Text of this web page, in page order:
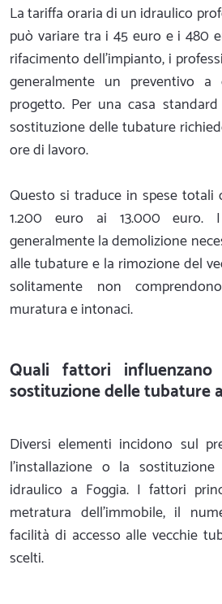
La tariffa oraria di un idraulico
può variare tra i 45 euro e i 480
rifacimento dell'impianto, i
generalmente un preventivo
progetto. Per una casa
sostituzione delle tubature
ore di lavoro.
Questo si traduce in spese totali
1.200 euro ai 13.000 euro.
generalmente la demolizione
alle tubature e la rimozione del
solitamente non
muratura e intonaci.
Quali fattori
sostituzione delle tubature
Diversi elementi incidono sul
l'installazione o la
idraulico a Foggia. I fattori
metratura dell'immobile, il
facilità di accesso alle vecchie
scelti.